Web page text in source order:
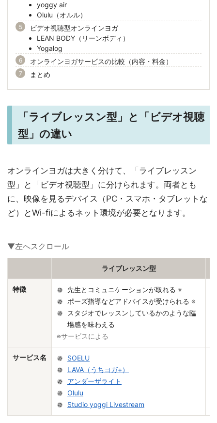
yoggy air
Olulu（オルル）
ビデオ視聴型オンラインヨガ
LEAN BODY（リーンボディ）
Yogalog
オンラインヨガサービスの比較（内容・料金）
まとめ
「ライブレッスン型」と「ビデオ視聴
型」の違い
オンラインヨガは大きく分けて、「ライブレッスン
型」と「ビデオ視聴型」に分けられます。両者とも
に、映像を見るデバイス（PC・スマホ・タブレットな
ど）とWi-fiによるネット環境が必要となります。
ライブレッスン型
特徴 先生とコミュニケーションが取れる ※
ポーズ指導などアドバイスが受けられる ※
スタジオでレッスンしているかのような臨
場感を味わえる
※サービスによる
サービス名
SOELU
LAVA（うちヨガ+）
アンダーザライト
Olulu
Studio yoggi Livestream